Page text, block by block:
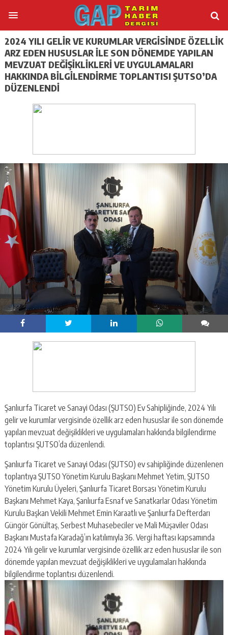
2024 YILI GELİR VE KURUMLAR VERGİSİNDE ÖZELLİK
ARZ EDEN HUSUSLAR İLE SON DÖNEMDE YAPILAN
MEVZUAT DEĞİŞİKLİKLERİ VE UYGULAMALARI
HAKKINDA BİLGİLENDİRME TOPLANTISI ŞUTSO’DA
DÜZENLENDİ
Şanlıurfa Ticaret ve Sanayi Odası (ŞUTSO) Ev Sahipliğinde, 2024 Yılı
gelir ve kurumlar vergisinde özellik arz eden hususlar ile son dönemde
yapılan mevzuat değişiklikleri ve uygulamaları hakkında bilgilendirme
toplantısı ŞUTSO’da düzenlendi.
Şanlıurfa Ticaret ve Sanayi Odası (ŞUTSO) ev sahipliğinde düzenlenen
toplantıya ŞUTSO Yönetim Kurulu Başkanı Mehmet Yetim, ŞUTSO
Yönetim Kurulu Üyeleri, Şanlıurfa Ticaret Borsası Yönetim Kurulu
Başkanı Mehmet Kaya, Şanlıurfa Esnaf ve Sanatkarlar Odası Yönetim
Kurulu Başkan Vekili Mehmet Emin Karaatlı ve Şanlıurfa Defterdarı
Güngör Gönültaş, Serbest Muhasebeciler ve Mali Müşaviler Odası
Başkanı Mustafa Karadağ’ın katılımıyla 36. Vergi haftası kapsamında
2024 Yılı gelir ve kurumlar vergisinde özellik arz eden hususlar ile son
dönemde yapılan mevzuat değişiklikleri ve uygulamaları hakkında
bilgilendirme toplantısı düzenlendi.